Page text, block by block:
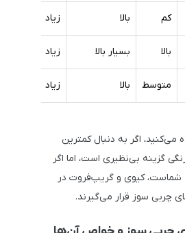
کم بالا زیاد
بالا بسیار بالا زیاد
متوسط بالا زیاد
اگر به دنبال کمترین
گزینه بی‌نظیری است، اما اگر
شماست، کیوی و گریپ‌فروت در
چربی سوز قرار می‌گیرند.